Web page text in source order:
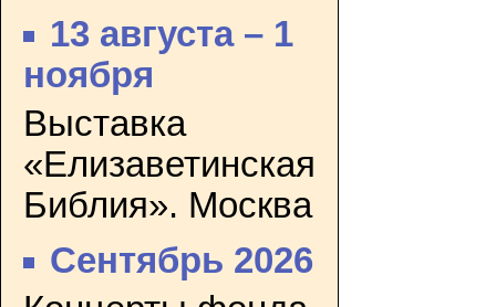
13 августа – 1
ноября
Выставка
«Елизаветинская
Библия». Москва
Сентябрь 2026